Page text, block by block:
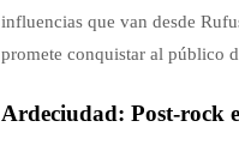
influencias que van desde
promete conquistar al público
Ardeciudad: Post-rock